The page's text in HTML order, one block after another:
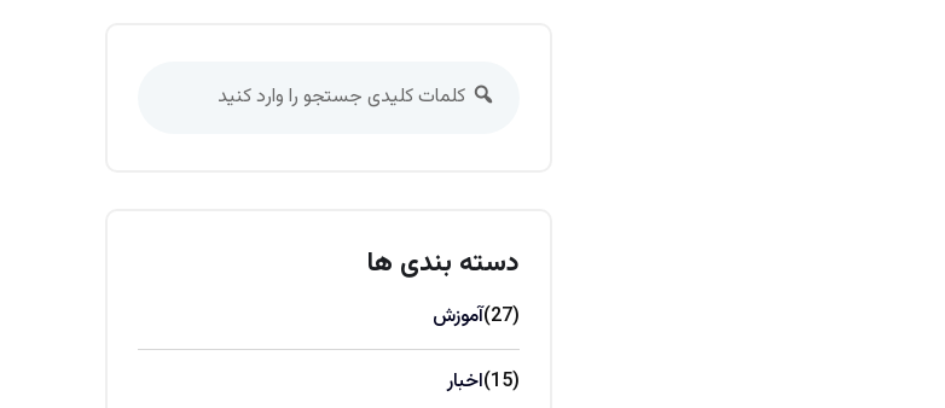
دسته بندی ها
آموزش (27)
اخبار (15)